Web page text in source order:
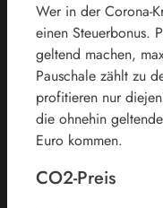
Wer in der Corona-
einen Steuerbonus.
geltend machen,
Pauschale zählt zu
profitieren nur
die ohnehin
Euro kommen.
CO2-Preis